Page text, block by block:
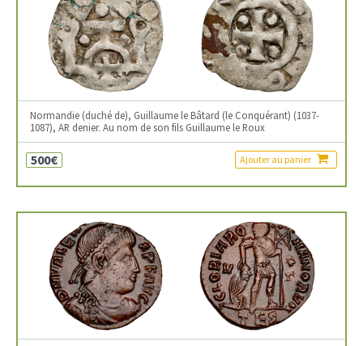
Normandie (duché de), Guillaume le Bâtard (le Conquérant) (1037-
1087), AR denier. Au nom de son fils Guillaume le Roux
500€ Ajouter au panier